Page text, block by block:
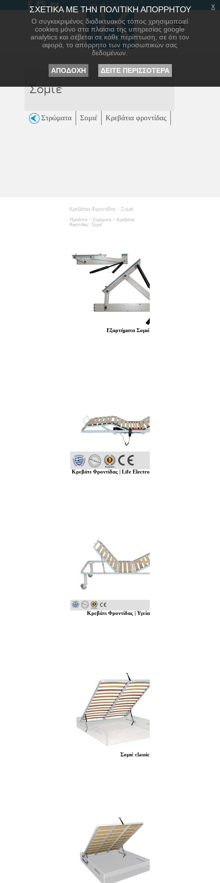
Σομιέ
Στρώματα Σομιέ Κρεβάτια φροντίδας
Κρεβάτια Φροντίδας - Σομιέ
Προϊόντα > Στρώματα > Κρεβάτια
Φροντίδας - Σομιέ
Εξαρτήματα Σομιέ
Κρεβάτι Φροντίδας | Life Electro
Κρεβάτι Φροντίδας | Υγεία
Σομιέ classic
ΣΧΕΤΙΚΑ ΜΕ ΤΗΝ ΠΟΛΙΤΙΚΗ ΑΠΟΡΡΗΤΟΥ
Ο συγκεκριμένος διαδικτυακός τόπος χρησιμοποιεί
cookies μόνο στα πλαίσια της υπηρεσίας google
analytics και σέβεται σε κάθε περίπτωση, σε ότι τον
αφορά, το απόρρητο των προσωπικών σας
δεδομένων.
ΑΠΟΔΟΧΗ ΔΕΙΤΕ ΠΕΡΙΣΣΟΤΕΡΑ
x